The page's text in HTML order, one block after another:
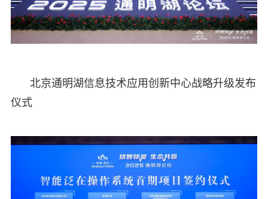
北京通明湖信息技术应用创新中心战略升级发布
仪式